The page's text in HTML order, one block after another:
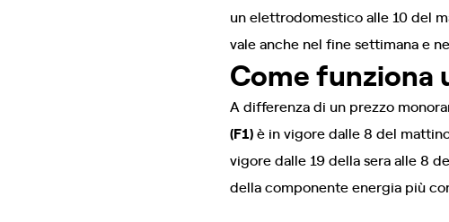
un elettrodomestico alle 10 del
vale anche nel fine settimana e
Come funziona
A differenza di un prezzo
(F1)è in vigore dalle 8 del
vigore dalle 19 della sera alle 8
della componente energia più